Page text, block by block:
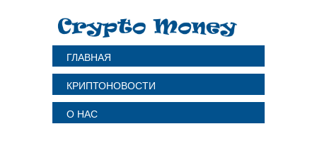
ГЛАВНАЯ
КРИПТОНОВОСТИ
О НАС